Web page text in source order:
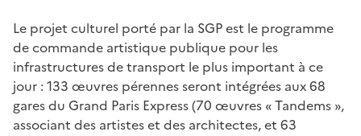
Le projet culturel porté par la SGP est le programme
de commande artistique publique pour les
infrastructures de transport le plus important à ce
jour : 133 œuvres pérennes seront intégrées aux 68
gares du Grand Paris Express (70 œuvres « Tandems »,
associant des artistes et des architectes, et 63